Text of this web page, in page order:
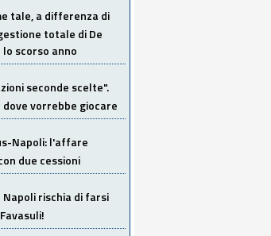
tale, a differenza di
totale di De
scorso anno
seconde scelte".
dove vorrebbe giocare
Napoli: l'affare
due cessioni
Napoli rischia di farsi